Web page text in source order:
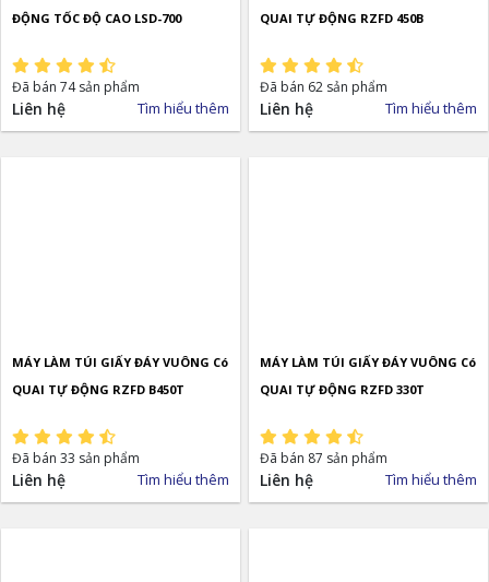
ĐỘNG TỐC ĐỘ CAO LSD-700
Đã bán 74 sản phẩm
Liên hệ Tìm hiểu thêm
QUAI TỰ ĐỘNG RZFD 450B
Đã bán 62 sản phẩm
Liên hệ Tìm hiểu thêm
MÁY LÀM TÚI GIẤY ĐÁY VUÔNG Có
QUAI TỰ ĐỘNG RZFD B450T
Đã bán 33 sản phẩm
Liên hệ Tìm hiểu thêm
MÁY LÀM TÚI GIẤY ĐÁY VUÔNG Có
QUAI TỰ ĐỘNG RZFD 330T
Đã bán 87 sản phẩm
Liên hệ Tìm hiểu thêm